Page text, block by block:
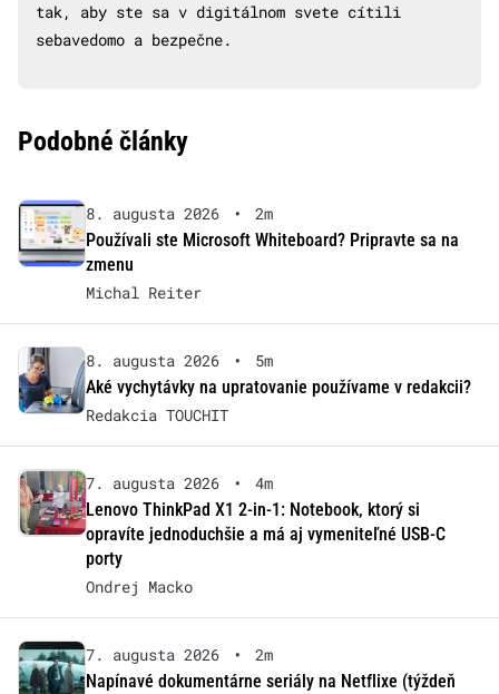
tak, aby ste sa v digitálnom svete cítili
sebavedomo a bezpečne.
Podobné články
8. augusta 2026 •
2m
Používali ste Microsoft Whiteboard? Pripravte sa na
zmenu
Michal Reiter
8. augusta 2026 •
5m
Aké vychytávky na upratovanie používame v redakcii?
Redakcia TOUCHIT
7. augusta 2026 •
4m
Lenovo ThinkPad X1 2-in-1: Notebook, ktorý si
opravíte jednoduchšie a má aj vymeniteľné USB-C
porty
Ondrej Macko
7. augusta 2026 •
2m
Napínavé dokumentárne seriály na Netflixe (týždeň